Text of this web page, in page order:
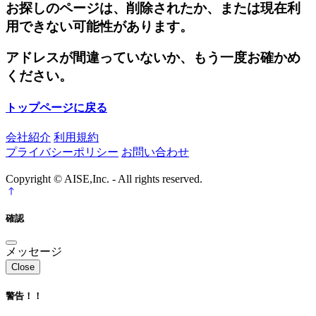
お探しのページは、削除されたか、または現在利
用できない可能性があります。
アドレスが間違っていないか、もう一度お確かめ
ください。
トップページに戻る
会社紹介 利用規約
プライバシーポリシー お問い合わせ
Copyright © AISE,Inc. - All rights reserved.
確認
メッセージ
Close
警告！！